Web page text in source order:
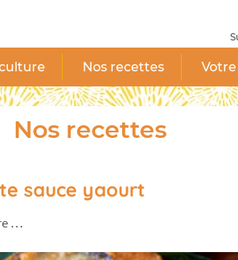
Nos recettes
Nos recettes
sauce yaourt
…